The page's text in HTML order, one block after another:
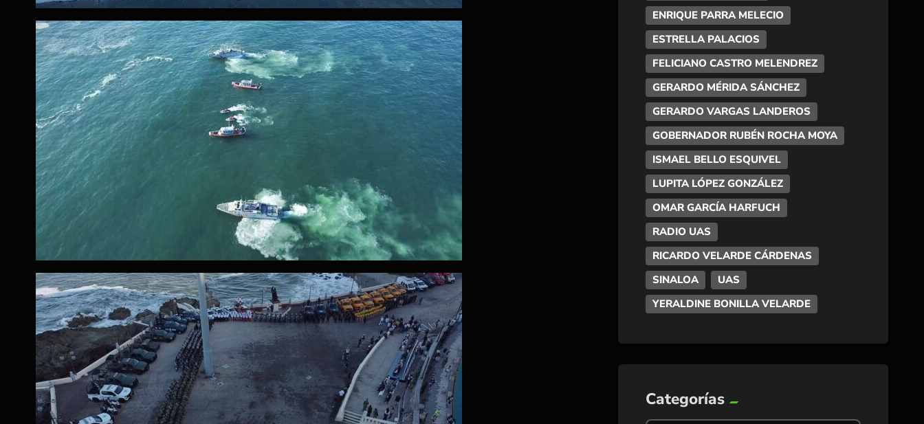
ENRIQUE PARRA MELECIO
ESTRELLA PALACIOS
FELICIANO CASTRO MELENDREZ
GERARDO MÉRIDA SÁNCHEZ
GERARDO VARGAS LANDEROS
GOBERNADOR RUBÉN ROCHA MOYA
ISMAEL BELLO ESQUIVEL
LUPITA LÓPEZ GONZÁLEZ
OMAR GARCÍA HARFUCH
RADIO UAS
RICARDO VELARDE CÁRDENAS
SINALOA
UAS
YERALDINE BONILLA VELARDE
Categorías